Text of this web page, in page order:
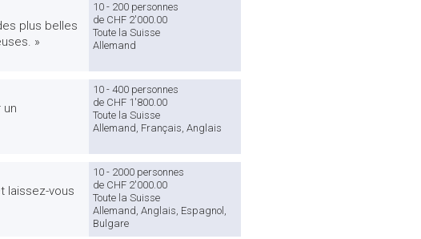
plus belles
»
10 - 200 personnes
de CHF 2'000.00
Toute la Suisse
Allemand
un
10 - 400 personnes
de CHF 1'800.00
Toute la Suisse
Allemand, Français, Anglais
laissez-vous
10 - 2000 personnes
de CHF 2'000.00
Toute la Suisse
Allemand, Anglais, Espagnol,
Bulgare